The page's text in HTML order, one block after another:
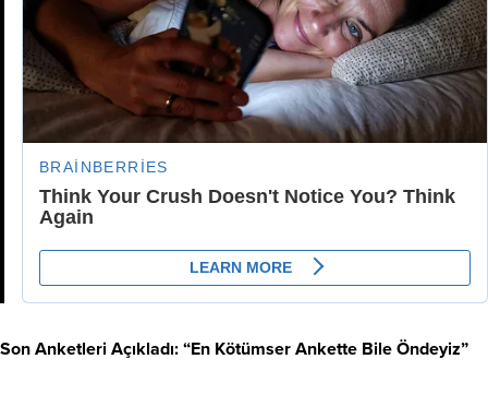
Son Anketleri Açıkladı: “En Kötümser Ankette Bile Öndeyiz”